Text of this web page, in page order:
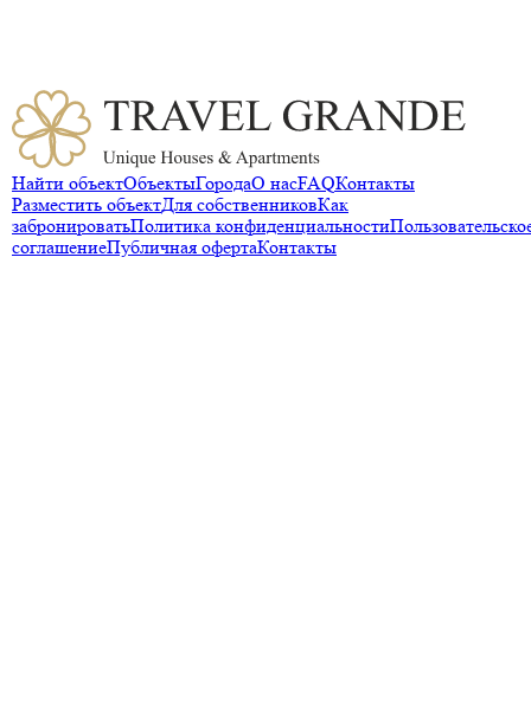
Найти объектОбъектыГородаО насFAQКонтакты
Разместить объектДля собственниковКак
забронироватьПолитика конфиденциальности
соглашениеПубличная офертаКонтакты